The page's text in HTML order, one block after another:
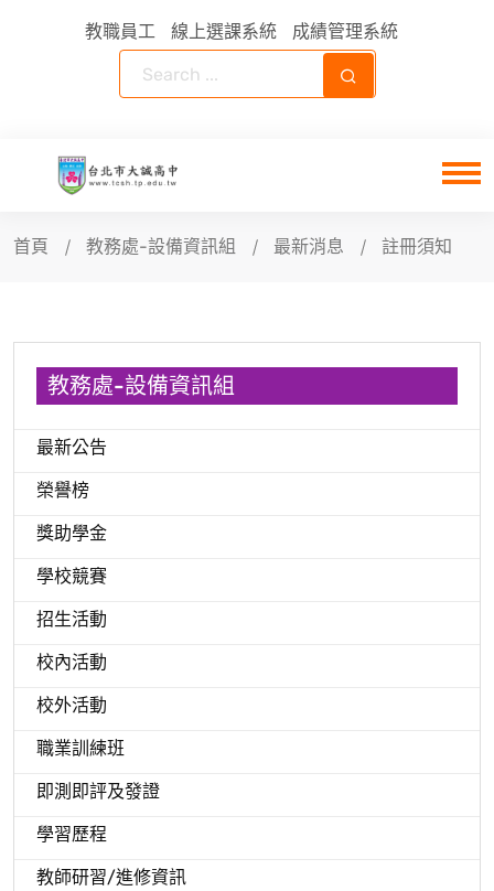
教職員工 線上選課系統 成績管理系統
首頁 教務處-設備資訊組 最新消息 註冊須知
教務處-設備資訊組
最新公告
榮譽榜
獎助學金
學校競賽
招生活動
校內活動
校外活動
職業訓練班
即測即評及發證
學習歷程
教師研習/進修資訊